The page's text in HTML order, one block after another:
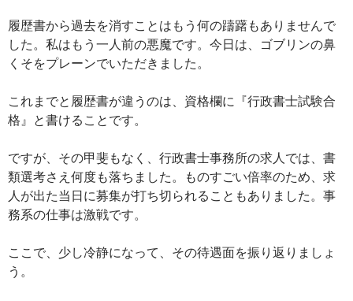
履歴書から過去を消すことはもう何の躊躇もありませんで
した。私はもう一人前の悪魔です。今日は、ゴブリンの鼻
くそをプレーンでいただきました。
これまでと履歴書が違うのは、資格欄に『行政書士試験合
格』と書けることです。
ですが、その甲斐もなく、行政書士事務所の求人では、書
類選考さえ何度も落ちました。ものすごい倍率のため、求
人が出た当日に募集が打ち切られることもありました。事
務系の仕事は激戦です。
ここで、少し冷静になって、その待遇面を振り返りましょ
う。